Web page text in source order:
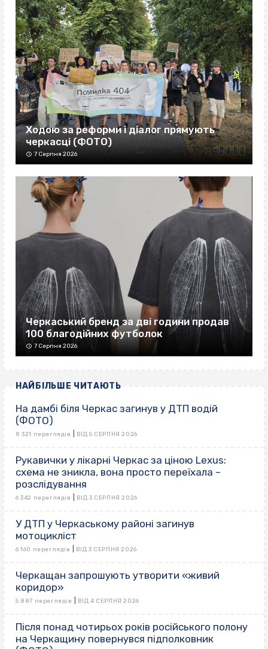
Ходою за реформи і діалог прямують
черкасці (ФОТО)
7 Серпня 2026
Черкаський бренд за дві години продав
100 благодійних футболок
7 Серпня 2026
НАЙБІЛЬШЕ ЧИТАЮТЬ
На дамбі біля Черкас загинув у ДТП водій
(ФОТО)
8 321 переглядів ВІД 5 СЕРПНЯ 2026
Рукавички у лікарні Черкас за ціною Lexus:
схема не зникла, вона просто переїхала –
розслідування
6 342 переглядів ВІД 3 СЕРПНЯ 2026
У ДТП у Черкаському районі загинув
мотоцикліст
6 160 переглядів ВІД 3 СЕРПНЯ 2026
Черкащан запрошують утворити «живий
коридор»
5 887 переглядів ВІД 4 СЕРПНЯ 2026
Після понад чотирьох років російського полону
на Черкащину повернувся підполковник